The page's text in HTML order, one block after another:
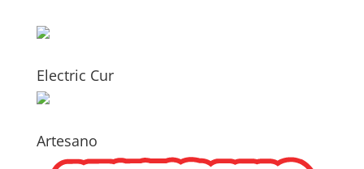
Electric Cur
Artesano